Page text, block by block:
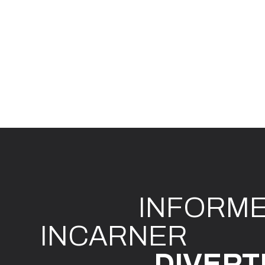
INFOR
INCARNER